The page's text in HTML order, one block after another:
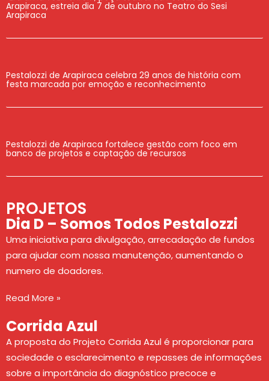
Arapiraca, estreia dia 7 de outubro no Teatro do Sesi
Arapiraca
Pestalozzi de Arapiraca celebra 29 anos de história com
festa marcada por emoção e reconhecimento
Pestalozzi de Arapiraca fortalece gestão com foco em
banco de projetos e captação de recursos
PROJETOS
Dia D – Somos Todos Pestalozzi
Uma iniciativa para divulgação, arrecadação de fundos
para ajudar com nossa manutenção, aumentando o
numero de doadores.
Read More »
Corrida Azul
A proposta do Projeto Corrida Azul é proporcionar para
sociedade o esclarecimento e repasses de informações
sobre a importância do diagnóstico precoce e